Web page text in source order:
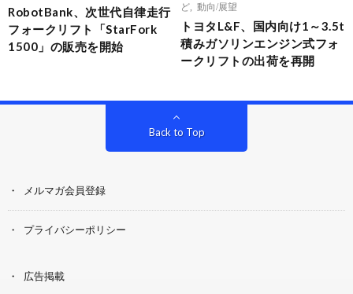
RobotBank、次世代自律走行
フォークリフト「StarFork
1500」の販売を開始
ど
動向/展望
トヨタL&F、国内向け1～3.5t
積みガソリンエンジン式フォ
ークリフトの出荷を再開
Back to Top
メルマガ会員登録
プライバシーポリシー
広告掲載